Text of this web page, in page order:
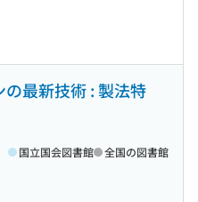
の最新技術 : 製法特
国立国会図書館 全国の図書館